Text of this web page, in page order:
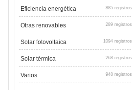
Eficiencia energética 885 registros
Otras renovables 289 registros
Solar fotovoltaica 1094 registros
Solar térmica 268 registros
Varios 948 registros